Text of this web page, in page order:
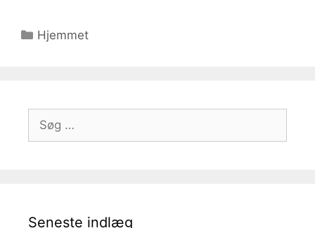
Kategorier
Hjemmet
Søg
efter:
Seneste indlæg